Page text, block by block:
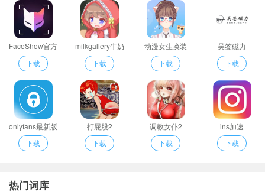
FaceShow官方
版
下载
milkgallery牛奶
画廊
下载
动漫女生换装
下载
吴签磁力
下载
onlyfans最新版
下载
打屁股2
下载
调教女仆2
下载
ins加速
下载
热门词库